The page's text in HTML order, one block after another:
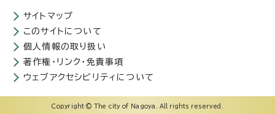
サイトマップ
このサイトについて
個人情報の取り扱い
著作権・リンク・免責事項
ウェブアクセシビリティについて
Copyright © The city of Nagoya. All rights reserved.